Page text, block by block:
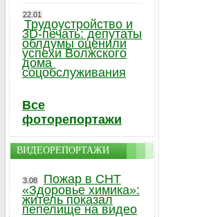
22.01
Трудоустройство и
3D-печать: депутаты
облдумы оценили
успехи Волжского
дома
соцобслуживания
Все
фоторепортажи
ВИДЕОРЕПОРТАЖИ
3.08
Пожар в СНТ
«Здоровье химика»:
житель показал
пепелище на видео